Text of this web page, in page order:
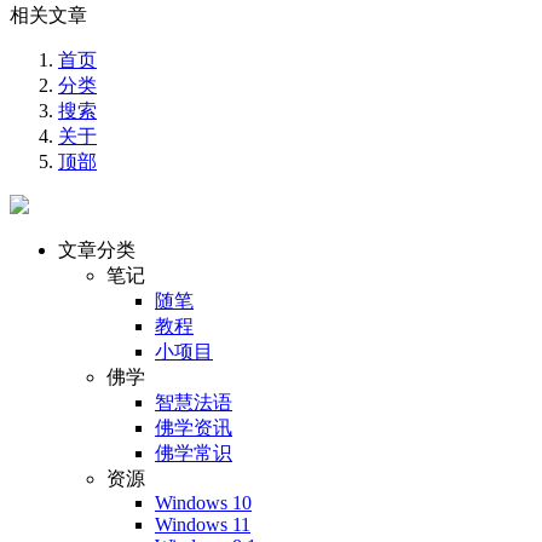
相关文章
首页
分类
搜索
关于
顶部
文章分类
笔记
随笔
教程
小项目
佛学
智慧法语
佛学资讯
佛学常识
资源
Windows 10
Windows 11